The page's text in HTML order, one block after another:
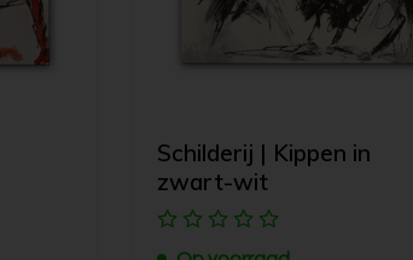
Schilderij | Kippen in
zwart-wit